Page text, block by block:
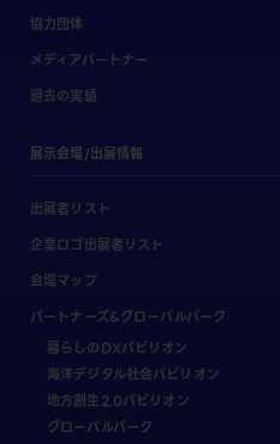
協力団体
メディアパートナー
過去の実績
展示会場/出展情報
出展者リスト
企業ロゴ出展者リスト
会場マップ
パートナーズ&グローバルパーク
暮らしのDXパビリオン
海洋デジタル社会パビリオン
地方創生2.0パビリオン
グローバルパーク